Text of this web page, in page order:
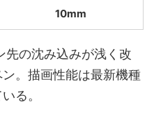
10mm
先の沈み込みが浅く改
。描画性能は最新機種
る。